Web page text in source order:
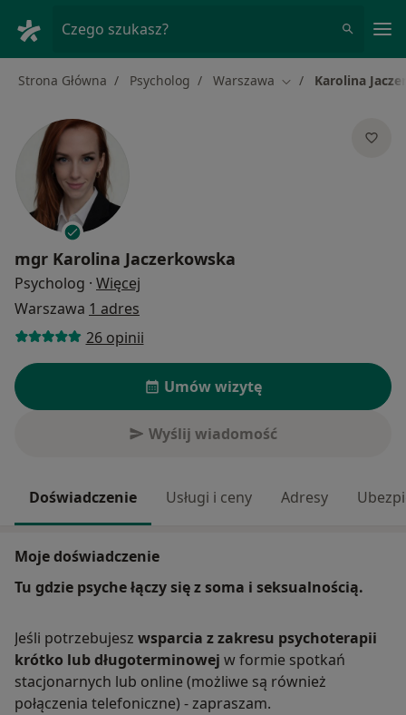
Czego szukasz?
Strona Główna Psycholog Warszawa Zmień miasto
Karolina
mgr Karolina Jaczerkowska
Psycholog · Więcej
Warszawa 1 adres
26 opinii
Umów wizytę
Wyślij wiadomość
Doświadczenie Usługi i ceny Adresy
Moje doświadczenie
Tu gdzie psyche łączy się z soma i seksualnością.
Jeśli potrzebujesz wsparcia z zakresu psychoterapii
krótko lub długoterminowej w formie spotkań
stacjonarnych lub online (możliwe są również
połączenia telefoniczne) - zapraszam.